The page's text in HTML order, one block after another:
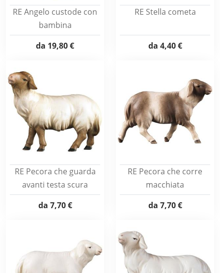
RE Angelo custode con
bambina
da 19,80 €
RE Stella cometa
da 4,40 €
RE Pecora che guarda
avanti testa scura
da 7,70 €
RE Pecora che corre
macchiata
da 7,70 €